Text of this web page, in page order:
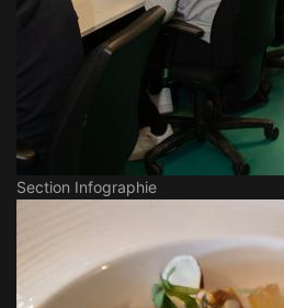
Section Infographie